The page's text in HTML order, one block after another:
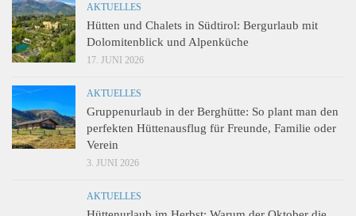
AKTUELLES
Hütten und Chalets in Südtirol: Bergurlaub mit
Dolomitenblick und Alpenküche
17. JUNI 2026
AKTUELLES
Gruppenurlaub in der Berghütte: So plant man den
perfekten Hüttenausflug für Freunde, Familie oder
Verein
3. JUNI 2026
AKTUELLES